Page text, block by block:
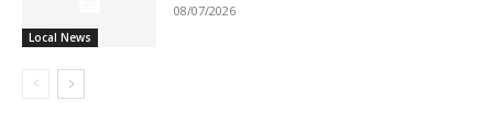
Local News
08/07/2026